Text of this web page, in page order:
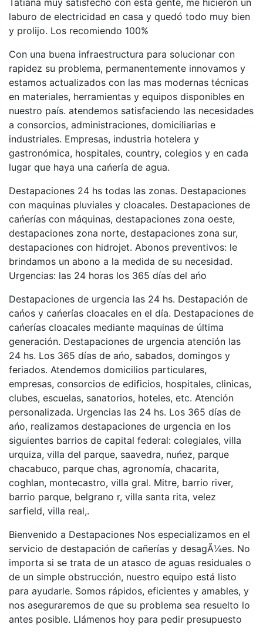
Tatiana muy satisfecho con esta gente, me hicieron un
laburo de electricidad en casa y quedó todo muy bien
y prolijo. Los recomiendo 100%
Con una buena infraestructura para solucionar con
rapidez su problema, permanentemente innovamos y
estamos actualizados con las mas modernas técnicas
en materiales, herramientas y equipos disponibles en
nuestro país. atendemos satisfaciendo las necesidades
a consorcios, administraciones, domiciliarias e
industriales. Empresas, industria hotelera y
gastronómica, hospitales, country, colegios y en cada
lugar que haya una cańería de agua.
Destapaciones 24 hs todas las zonas. Destapaciones
con maquinas pluviales y cloacales. Destapaciones de
cańerías con máquinas, destapaciones zona oeste,
destapaciones zona norte, destapaciones zona sur,
destapaciones con hidrojet. Abonos preventivos: le
brindamos un abono a la medida de su necesidad.
Urgencias: las 24 horas los 365 días del ańo
Destapaciones de urgencia las 24 hs. Destapación de
cańos y cańerías cloacales en el día. Destapaciones de
cańerías cloacales mediante maquinas de última
generación. Destapaciones de urgencia atención las
24 hs. Los 365 días de ańo, sabados, domingos y
feriados. Atendemos domicilios particulares,
empresas, consorcios de edificios, hospitales, clinicas,
clubes, escuelas, sanatorios, hoteles, etc. Atención
personalizada. Urgencias las 24 hs. Los 365 días de
ańo, realizamos destapaciones de urgencia en los
siguientes barrios de capital federal: colegiales, villa
urquiza, villa del parque, saavedra, nuńez, parque
chacabuco, parque chas, agronomía, chacarita,
coghlan, montecastro, villa gral. Mitre, barrio river,
barrio parque, belgrano r, villa santa rita, velez
sarfield, villa real,.
Bienvenido a Destapaciones Nos especializamos en el
servicio de destapación de cañerías y desagÃ¼es. No
importa si se trata de un atasco de aguas residuales o
de un simple obstrucción, nuestro equipo está listo
para ayudarle. Somos rápidos, eficientes y amables, y
nos aseguraremos de que su problema sea resuelto lo
antes posible. Llámenos hoy para pedir presupuesto